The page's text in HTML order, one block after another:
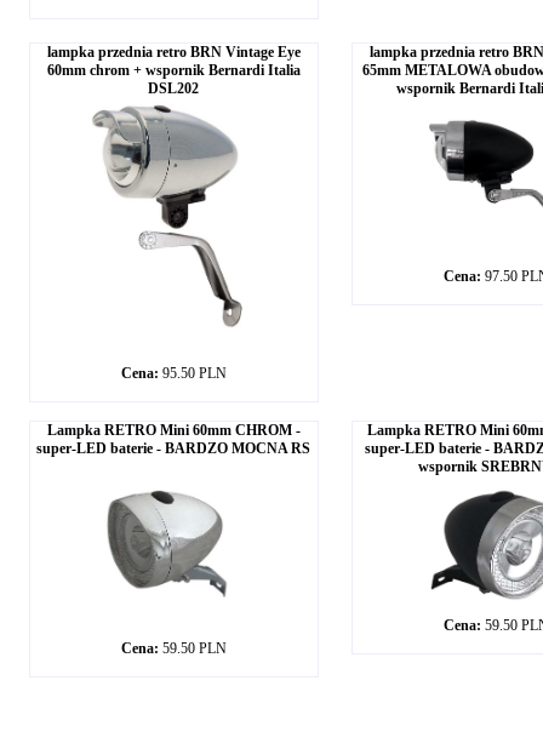
lampka przednia retro BRN Vintage Eye
60mm chrom + wspornik Bernardi Italia
DSL202
Cena: 95.50 PLN
lampka przednia retro
65mm METALOWA
wspornik Bernardi
Cena: 97.50
Lampka RETRO Mini 60mm CHROM -
super-LED baterie - BARDZO MOCNA RS
Cena: 59.50 PLN
Lampka RETRO Mini
super-LED baterie -
wspornik
Cena: 59.50